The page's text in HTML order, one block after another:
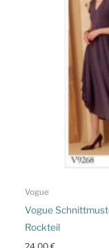
Vogue
Vogue
Rockteil